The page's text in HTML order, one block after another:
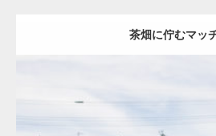
茶畑に佇むマッ